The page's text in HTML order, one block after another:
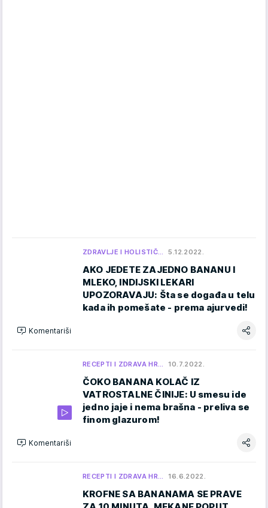
ZDRAVLJE I HOLISTIČ… 5.12.2022.
AKO JEDETE ZAJEDNO BANANU I
MLEKO, INDIJSKI LEKARI
UPOZORAVAJU: Šta se događa u telu
kada ih pomešate - prema ajurvedi!
Komentariši
RECEPTI I ZDRAVA HR… 10.7.2022.
ČOKO BANANA KOLAČ IZ
VATROSTALNE ČINIJE: U smesu ide
jedno jaje i nema brašna - preliva se
finom glazurom!
Komentariši
RECEPTI I ZDRAVA HR… 16.6.2022.
KROFNE SA BANANAMA SE PRAVE